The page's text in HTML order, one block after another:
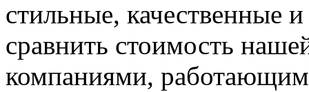
стильные, качественные
сравнить стоимость
компаниями,